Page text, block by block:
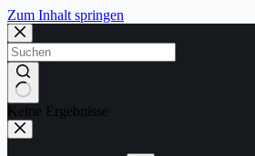
Zum Inhalt springen
Keine Ergebnisse